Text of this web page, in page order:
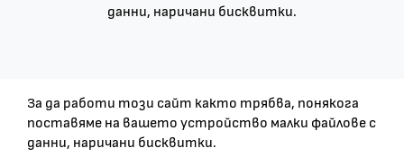
данни, наричани бисквитки.
За да работи този сайт както трябва, понякога
поставяме на вашето устройство малки файлове с
данни, наричани бисквитки.